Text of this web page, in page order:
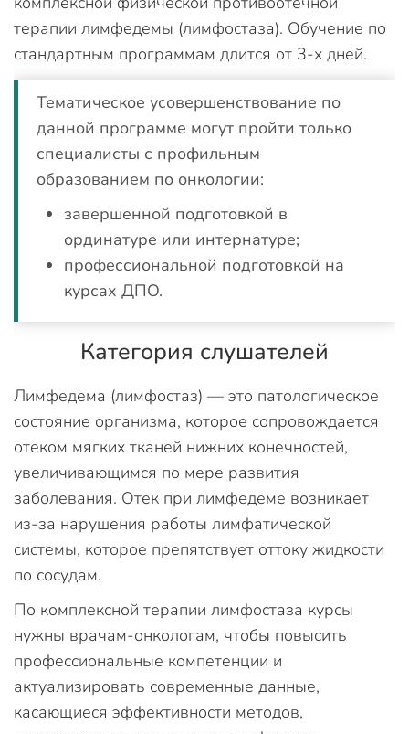
терапии лимфедемы (лимфостаза). Обучение по
стандартным программам длится от 3-х дней.
Тематическое усовершенствование по
данной программе могут пройти только
специалисты с профильным
образованием по онкологии:
завершенной подготовкой в
ординатуре или интернатуре;
профессиональной подготовкой на
курсах ДПО.
Категория слушателей
Лимфедема (лимфостаз) — это патологическое
состояние организма, которое сопровождается
отеком мягких тканей нижних конечностей,
увеличивающимся по мере развития
заболевания. Отек при лимфедеме возникает
из-за нарушения работы лимфатической
системы, которое препятствует оттоку жидкости
по сосудам.
По комплексной терапии лимфостаза курсы
нужны врачам-онкологам, чтобы повысить
профессиональные компетенции и
актуализировать современные данные,
касающиеся эффективности методов,